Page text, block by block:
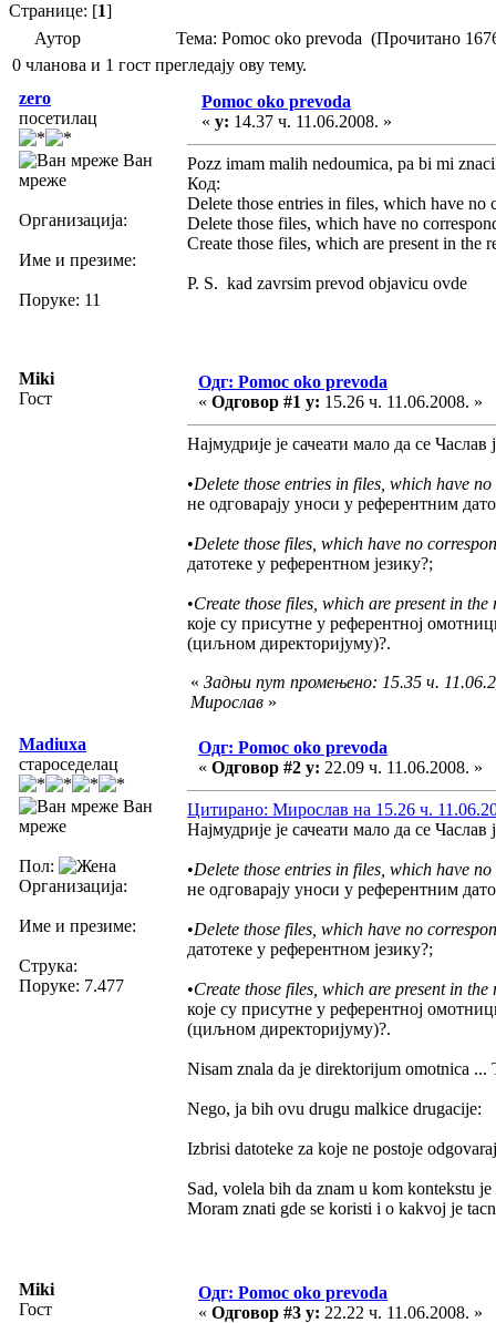
Странице: [1]
Аутор
Тема: Pomoc oko prevoda (Прочитано
0 чланова и 1 гост прегледају ову тему.
zero
посетилац
Ван
мреже
Организација:
Име и презиме:
Поруке: 11
Pomoc oko prevoda
« у: 14.37 ч. 11.06.2008. »
Pozz imam malih nedoumica, pa bi mi
Код:
Delete those entries in files, which have no
Delete those files, which have no
Create those files, which are present in the
P. S. kad zavrsim prevod objavicu ovde
Miki
Гост
Одг: Pomoc oko prevoda
« Одговор #1 у: 15.26 ч. 11.06.2008. »
Најмудрије је сачеати мало да се Часлав
•Delete those entries in files, which have
не одговарају уноси у референтним
•Delete those files, which have no
датотеке у референтном језику?;
•Create those files, which are present in
које су присутне у референтној
(циљном директоријуму)?.
« Задњи пут промењено: 15.35 ч.
Мирослав »
Madiuxa
староседелац
Ван
мреже
Пол:
Организација:
Име и презиме:
Струка:
Поруке: 7.477
Одг: Pomoc oko prevoda
« Одговор #2 у: 22.09 ч. 11.06.2008. »
Цитирано: Мирослав на 15.26 ч.
Најмудрије је сачеати мало да се Часлав
•Delete those entries in files, which have
не одговарају уноси у референтним
•Delete those files, which have no
датотеке у референтном језику?;
•Create those files, which are present in
које су присутне у референтној
(циљном директоријуму)?.
Nisam znala da je direktorijum omotnica
Nego, ja bih ovu drugu malkice drugacije:
Izbrisi datoteke za koje ne postoje
Sad, volela bih da znam u kom kontekstu
Moram znati gde se koristi i o kakvoj je
Miki
Гост
Одг: Pomoc oko prevoda
« Одговор #3 у: 22.22 ч. 11.06.2008. »